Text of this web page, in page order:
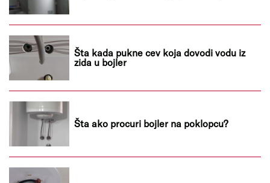
Šta kada pukne cev koja dovodi vodu iz
zida u bojler
Šta ako procuri bojler na poklopcu?